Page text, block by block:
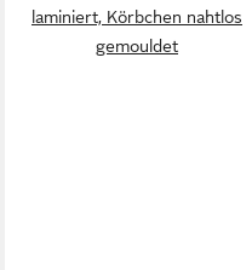
laminiert, Körbchen nahtlos
gemouldet